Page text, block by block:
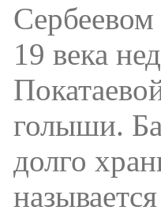
Сербеевом
19 века
голыши.
долго